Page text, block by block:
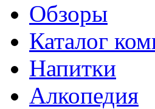
Обзоры
Каталог
Напитки
Алкопедия